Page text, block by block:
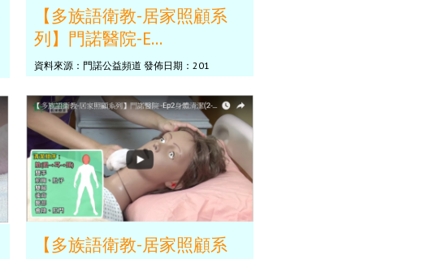
【多族語衛教-居家照顧系
列】門諾醫院-E...
資料來源：門諾公益頻道 發佈日期：201
【多族語衛教-居家照顧系